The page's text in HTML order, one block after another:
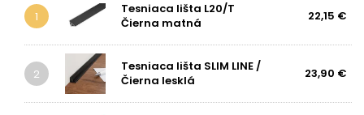
1
Tesniaca lišta L20/T
Čierna matná
22,15 €
2
Tesniaca lišta SLIM LINE /
Čierna lesklá
23,90 €